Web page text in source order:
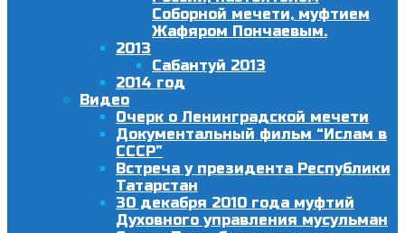
Соборной мечети, муфтием
Жафяром Пончаевым.
2013
Сабантуй 2013
2014 год
Видео
Очерк о Ленинградской мечети
Документальный фильм “Ислам в
СССР”
Встреча у президента Республики
Татарстан
30 декабря 2010 года муфтий
Духовного управления мусульман